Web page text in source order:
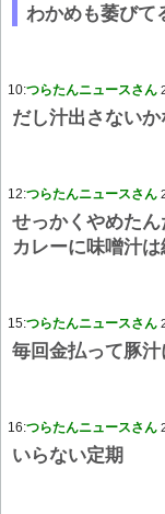
わかめも萎びて
10:つらたんニュースさん
だし汁出さないか
12:つらたんニュースさん
せっかくやめた
カレーに味噌汁
15:つらたんニュースさん
毎回金払って豚
16:つらたんニュースさん
いらない定期